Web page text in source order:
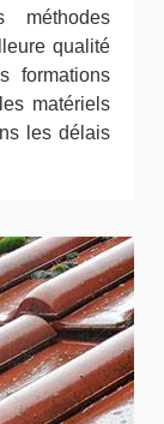
méthodes
qualité
formations
matériels
les délais